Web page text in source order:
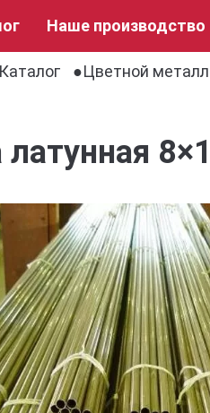
Наше производство
Каталог Цветной
латунная